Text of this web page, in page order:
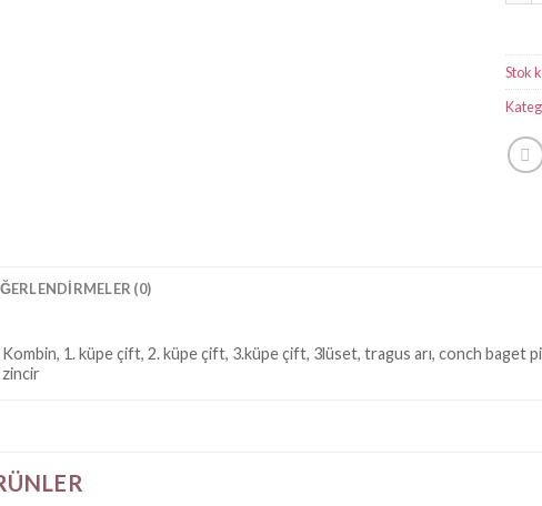
Stok
(0)
Kombin, 1. küpe çift, 2. küpe çift, 3.küpe çift, 3lüset, tragus arı, conch baget
zincir